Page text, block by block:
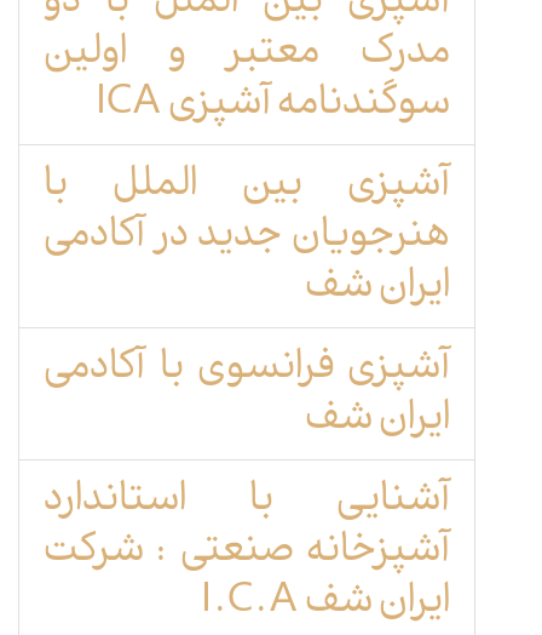
مدرک معتبر و اولین
سوگندنامه آشپزی ICA
آشپزی بین الملل با
هنرجویان جدید در آکادمی
ایران شف
آشپزی فرانسوی با آکادمی
ایران شف
آشنایی با استاندارد
آشپزخانه صنعتی : شرکت
ایران شف I.C.A